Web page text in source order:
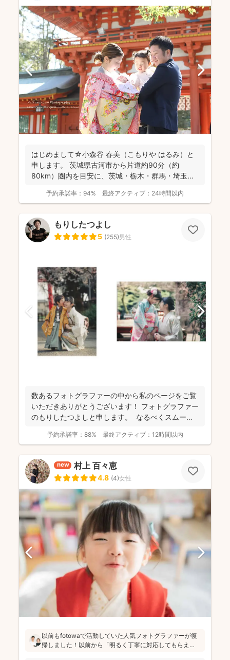
はじめまして☆小森谷 春美（こもりや はるみ）と
申します。 茨城県古河市から片道約90分（約
80km）圏内を目安に、茨城・栃木・群馬・埼玉
予約承諾率： 94% 最終アクティブ： 24時間以内
もりしたつよし
5 (255)男性
数あるフォトグラファーの中から私のページをご覧
いただきありがとうございます！ フォトグラファー
のもりしたつよしと申します。 なるべくスムーズ
予約承諾率： 88% 最終アクティブ： 12時間以内
new 村上 百々恵
4.8 (4)女性
以前もfotowaで活動していた人気フォトグラファーが復
帰しました！以前から「明るく丁寧に対応してもらえ